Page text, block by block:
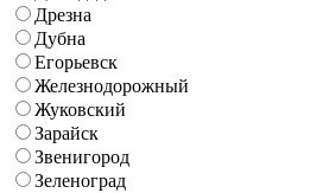
Дрезна
Дубна
Егорьевск
Железнодорожный
Жуковский
Зарайск
Звенигород
Зеленоград